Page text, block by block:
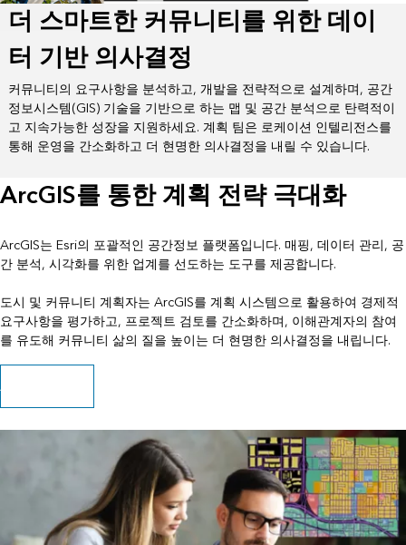
더 스마트한 커뮤니티를 위한 데이
터 기반 의사결정
커뮤니티의 요구사항을 분석하고, 개발을 전략적으로 설계하며, 공간
정보시스템(GIS) 기술을 기반으로 하는 맵 및 공간 분석으로 탄력적이
고 지속가능한 성장을 지원하세요. 계획 팀은 로케이션 인텔리전스를
통해 운영을 간소화하고 더 현명한 의사결정을 내릴 수 있습니다.
ArcGIS를 통한 계획 전략 극대화
ArcGIS는 Esri의 포괄적인 공간정보 플랫폼입니다. 매핑, 데이터 관리, 공
간 분석, 시각화를 위한 업계를 선도하는 도구를 제공합니다.
도시 및 커뮤니티 계획자는 ArcGIS를 계획 시스템으로 활용하여 경제적
요구사항을 평가하고, 프로젝트 검토를 간소화하며, 이해관계자의 참여
를 유도해 커뮤니티 삶의 질을 높이는 더 현명한 의사결정을 내립니다.
ArcGIS 살펴보기